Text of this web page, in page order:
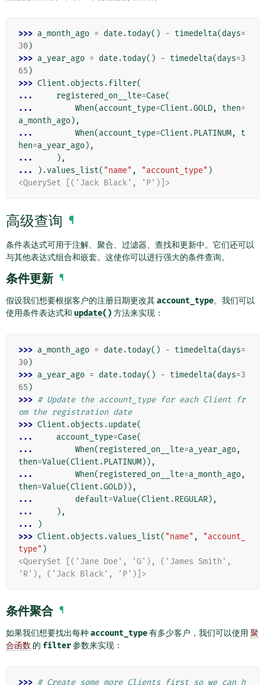
>>> a_month_ago = date.today() - timedelta(days=
30)
>>> a_year_ago = date.today() - timedelta(days=3
65 )
>>> Client .objects .filter(
...
registered_on__lte=Case(
...
When(account_type=Client .GOLD, then=
a_month_ago),
...
When(account_type=Client .PLATINUM,
t
hen=a_year_ago),
...
),
...
) .values_list( "name" , "account_type" )
<QuerySet [('Jack Black', 'P')]>
高级查询 ¶
条件表达式可用于注解、聚合、过滤器、查找和更新中。它们还可以
与其他表达式组合和嵌套。这使你可以进行强大的条件查询。
条件更新 ¶
假设我们想要根据客户的注册日期更改其account_type。我们可以
使用条件表达式和 update() 方法来实现：
>>> a_month_ago = date.today() - timedelta(days=
30)
>>> a_year_ago = date.today() - timedelta(days=3
65 )
>>> # Update the account_type for each Client fr
om the registration date
>>> Client .objects .update(
...
account_type=Case(
...
When(registered_on__lte=a_year_ago,
then=Value(Client .PLATINUM)),
...
When(registered_on__lte=a_month_ago,
then=Value(Client .GOLD)),
...
default=Value(Client .REGULAR),
...
),
...
)
>>> Client .objects .values_list( "name" ,
"account_
type" )
<QuerySet [('Jane Doe', 'G'), ('James Smith',
'R'), ('Jack Black', 'P')]>
条件聚合 ¶
如果我们想要找出每种account_type有多少客户，我们可以使用 聚
合函数 的 filter参数来实现：
>>> # Create some more Clients first so we can h